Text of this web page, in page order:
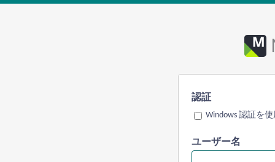
認証
Windows 認証を
ユーザー名